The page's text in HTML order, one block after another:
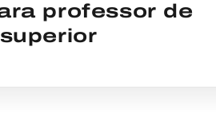
professor de